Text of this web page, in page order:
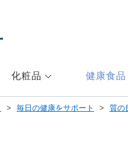
化粧品 健康食品
毎日の健康をサポート 質の